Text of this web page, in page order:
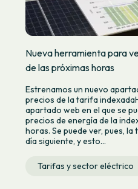
Nueva herramienta para
de las próximas horas
Estrenamos un nuevo
precios de la tarifa
apartado web en el que se
precios de energía de la
horas. Se puede ver, pues,
día siguiente, y esto...
Tarifas y sector eléctrico